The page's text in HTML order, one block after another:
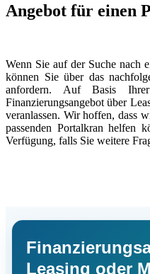
Angebot für einen
Wenn Sie auf der Suche nach
können Sie über das
anfordern. Auf Basis
Finanzierungsangebot über
veranlassen. Wir hoffen, dass
passenden Portalkran helfen
Verfügung, falls Sie weitere
Leasing oder